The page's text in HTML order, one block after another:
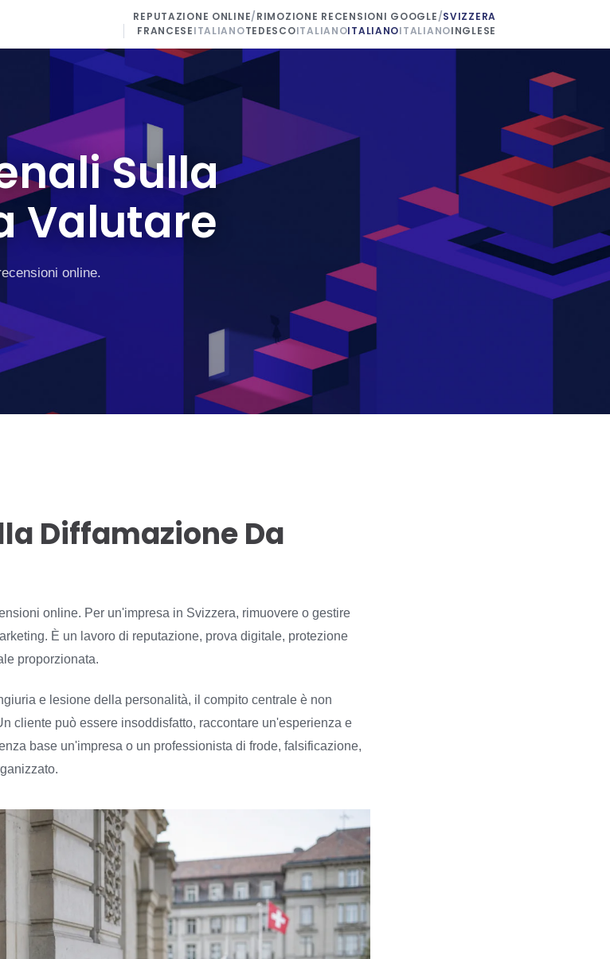
REPUTAZIONE ONLINE/RIMOZIONE RECENSIONI GOOGLE/SVIZZERA
FRANCESEITALIANOTEDESCOITALIANOITALIANOITALIANOINGLESE
Sulla
Valutare
online.
Diffamazione Da
online. Per un'impresa in Svizzera, rimuovere o gestire
È un lavoro di reputazione, prova digitale, protezione
proporzionata.
e lesione della personalità, il compito centrale è non
cliente può essere insoddisfatto, raccontare un'esperienza e
base un'impresa o un professionista di frode, falsificazione,